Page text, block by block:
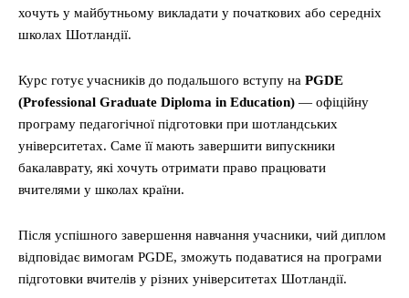
хочуть у майбутньому викладати у початкових або середніх
школах Шотландії.
Курс готує учасників до подальшого вступу на PGDE
(Professional Graduate Diploma in Education) — офіційну
програму педагогічної підготовки при шотландських
університетах. Саме її мають завершити випускники
бакалаврату, які хочуть отримати право працювати
вчителями у школах країни.
Після успішного завершення навчання учасники, чий диплом
відповідає вимогам PGDE, зможуть подаватися на програми
підготовки вчителів у різних університетах Шотландії.